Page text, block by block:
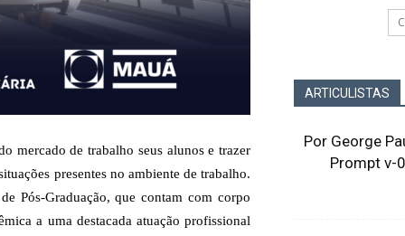
mercado de trabalho seus alunos e trazer
presentes no ambiente de trabalho.
Pós-Graduação, que contam com corpo
a uma destacada atuação profissional
ARTICULISTAS
Por George
Prompt v-